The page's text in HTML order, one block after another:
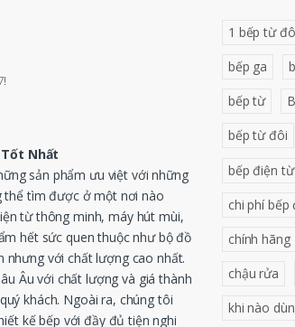
Nhất
sản phẩm ưu việt với những
thể tìm được ở một nơi nào
từ thông minh, máy hút mùi,
hết sức quen thuộc như bộ đồ
nhưng với chất lượng cao nhất.
Âu với chất lượng và giá thành
khách. Ngoài ra, chúng tôi
kế bếp với đầy đủ tiện nghi
1 bếp từ
bếp ga
bếp từ
bếp từ đôi
bếp điện từ
chi phí bếp
chính hãng
chậu rửa
khi nào